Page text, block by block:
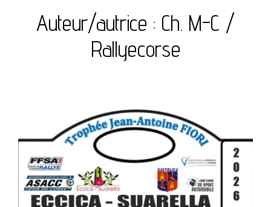
Auteur/autrice : Ch. M-C /
Rallyecorse